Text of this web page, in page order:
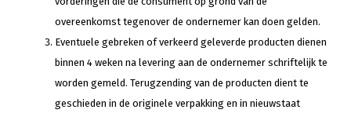
overeenkomst tegenover de ondernemer kan doen gelden.
Eventuele gebreken of verkeerd geleverde producten dienen
binnen 4 weken na levering aan de ondernemer schriftelijk te
worden gemeld. Terugzending van de producten dient te
geschieden in de originele verpakking en in nieuwstaat